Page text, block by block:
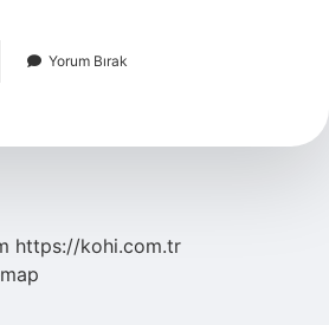
Yorum Bırak
https://kohi.com.tr